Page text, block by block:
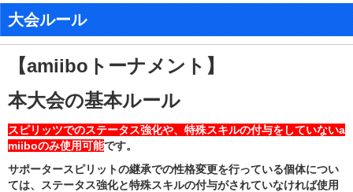
大会ルール
【amiiboトーナメント】
本大会の基本ルール
スピリッツでのステータス強化や、特殊スキルの付与をしていないa
miiboのみ使用可能です。
サポータースピリットの継承での性格変更を行っている個体につい
ては、ステータス強化と特殊スキルの付与がされていなければ使用